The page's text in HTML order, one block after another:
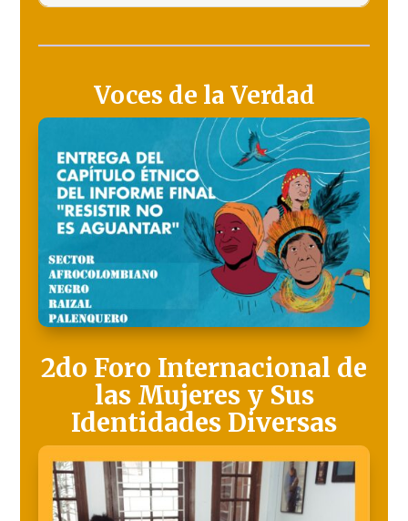
Voces de la Verdad
2do Foro Internacional de
las Mujeres y Sus
Identidades Diversas